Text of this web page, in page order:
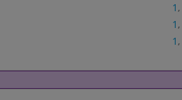
1 ,
1 ,
1 ,